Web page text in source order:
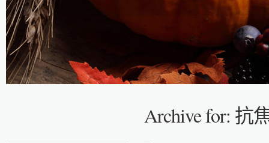
Archive for: 抗